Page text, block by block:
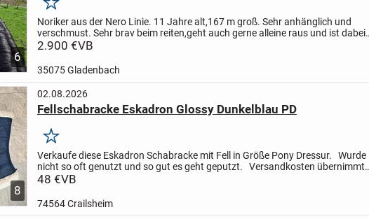
6
Merken
Noriker aus der Nero Linie. 11 Jahre alt,167 m groß. Sehr anhänglich und
verschmust. Sehr brav beim reiten,geht auch gerne alleine raus und ist dabei
sehr zuverlässig. Auch für ängstliche Reiter...
2.900 €VB
35075 Gladenbach
8
02.08.2026
Fellschabracke Eskadron Glossy Dunkelblau PD
Merken
Verkaufe diese Eskadron Schabracke mit Fell in Größe Pony Dressur.
Wurde
nicht so oft genutzt und so gut es geht geputzt.
Versandkosten übernimmt
der Käufer.
48 €VB
74564 Crailsheim